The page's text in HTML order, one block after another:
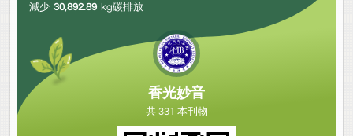
減少 30,892.89 kg碳排放
香光妙音
共 331 本刊物